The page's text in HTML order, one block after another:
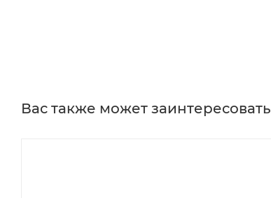
Вас также может заинтересовать